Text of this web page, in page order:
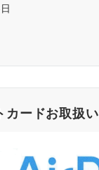
カードお取扱い